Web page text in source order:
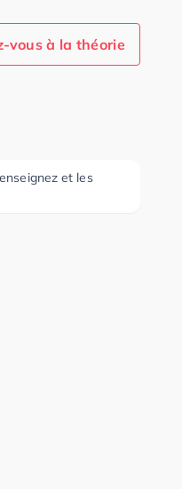
vous à la théorie
et les